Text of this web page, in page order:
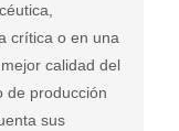
crítica o en una
calidad del
de producción
sus